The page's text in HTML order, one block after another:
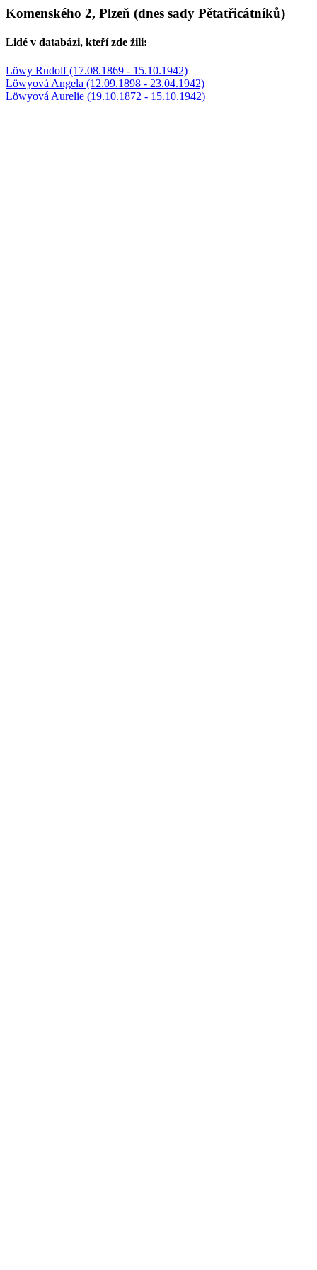
Komenského 2, Plzeň (dnes sady Pětatřicátníků)
Lidé v databázi, kteří zde žili:
Löwy Rudolf (17.08.1869 - 15.10.1942)
Löwyová Angela (12.09.1898 - 23.04.1942)
Löwyová Aurelie (19.10.1872 - 15.10.1942)